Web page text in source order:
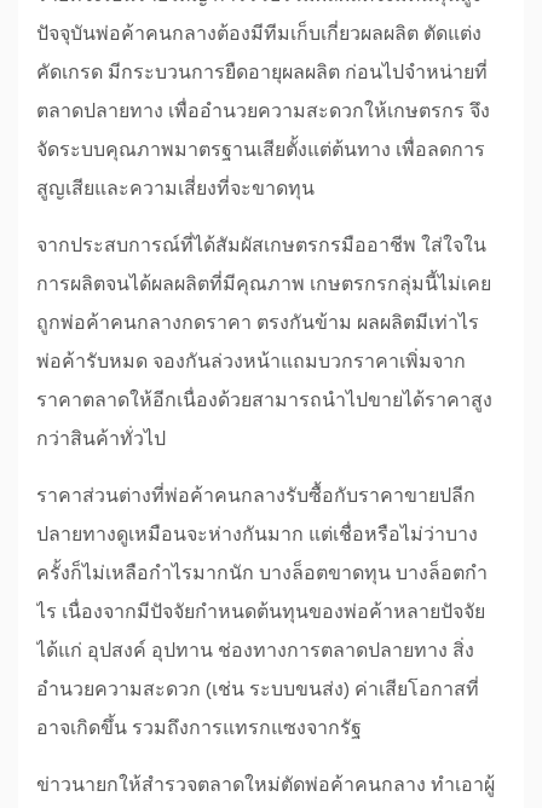
ปัจจุบันพ่อค้าคนกลางต้องมีทีมเก็บเกี่ยวผลผลิต ตัดแต่ง
คัดเกรด มีกระบวนการยืดอายุผลผลิต ก่อนไปจำหน่ายที่
ตลาดปลายทาง เพื่ออำนวยความสะดวกให้เกษตรกร จึง
จัดระบบคุณภาพมาตรฐานเสียตั้งแต่ต้นทาง เพื่อลดการ
สูญเสียและความเสี่ยงที่จะขาดทุน
จากประสบการณ์ที่ได้สัมผัสเกษตรกรมืออาชีพ ใส่ใจใน
การผลิตจนได้ผลผลิตที่มีคุณภาพ เกษตรกรกลุ่มนี้ไม่เคย
ถูกพ่อค้าคนกลางกดราคา ตรงกันข้าม ผลผลิตมีเท่าไร
พ่อค้ารับหมด จองกันล่วงหน้าแถมบวกราคาเพิ่มจาก
ราคาตลาดให้อีกเนื่องด้วยสามารถนำไปขายได้ราคาสูง
กว่าสินค้าทั่วไป
ราคาส่วนต่างที่พ่อค้าคนกลางรับซื้อกับราคาขายปลีก
ปลายทางดูเหมือนจะห่างกันมาก แต่เชื่อหรือไม่ว่าบาง
ครั้งก็ไม่เหลือกำไรมากนัก บางล็อตขาดทุน บางล็อตกำ
ไร เนื่องจากมีปัจจัยกำหนดต้นทุนของพ่อค้าหลายปัจจัย
ได้แก่ อุปสงค์ อุปทาน ช่องทางการตลาดปลายทาง สิ่ง
อำนวยความสะดวก (เช่น ระบบขนส่ง) ค่าเสียโอกาสที่
อาจเกิดขึ้น รวมถึงการแทรกแซงจากรัฐ
ข่าวนายกให้สำรวจตลาดใหม่ตัดพ่อค้าคนกลาง ทำเอาผู้